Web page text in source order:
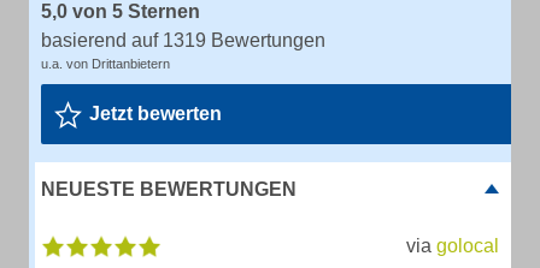
5,0 von 5 Sternen
basierend auf 1319 Bewertungen
u.a. von Drittanbietern
Jetzt bewerten
NEUESTE BEWERTUNGEN
via golocal